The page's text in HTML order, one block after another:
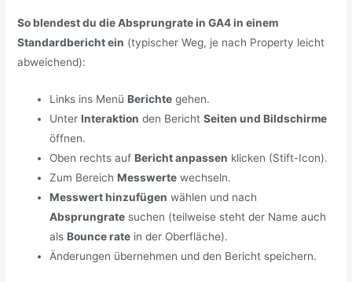
So blendest du die Absprungrate in GA4 in einem
Standardbericht ein (typischer Weg, je nach Property leicht
abweichend):
Links ins MenüBerichte gehen.
UnterInteraktion den BerichtSeiten und Bildschirme
öffnen.
Oben rechts aufBericht anpassen klicken (Stift-Icon).
Zum BereichMesswerte wechseln.
Messwert hinzufügen wählen und nach
Absprungrate suchen (teilweise steht der Name auch
alsBounce rate in der Oberfläche).
Änderungen übernehmen und den Bericht speichern.